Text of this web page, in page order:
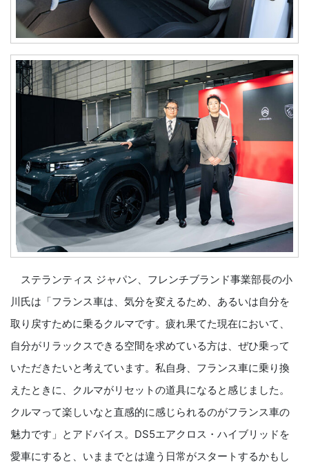
ステランティス ジャパン、フレンチブランド事業部長の小
川氏は「フランス車は、気分を変えるため、あるいは自分を
取り戻すために乗るクルマです。疲れ果てた現在において、
自分がリラックスできる空間を求めている方は、ぜひ乗って
いただきたいと考えています。私自身、フランス車に乗り換
えたときに、クルマがリセットの道具になると感じました。
クルマって楽しいなと直感的に感じられるのがフランス車の
魅力です」とアドバイス。DS5エアクロス・ハイブリッドを
愛車にすると、いままでとは違う日常がスタートするかもし